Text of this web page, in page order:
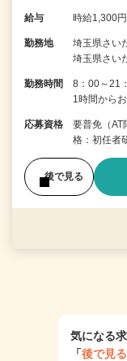
給与 時給1,300円
勤務地
埼玉県さい
埼玉県さい
勤務時間
8：00～21
1時間から
応募資格
要普免（AT
格：初任者
後で見る
気になる
「後で見る